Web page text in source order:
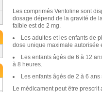
Les comprimés Ventoline sont
dosage dépend de la gravité de
faible est de 2 mg.
Les adultes et les enfants de
dose unique maximale autorisée
Les enfants âgés de 6 à 12
à 8 heures.
Les enfants âgés de 2 à 6
Le médicament peut être